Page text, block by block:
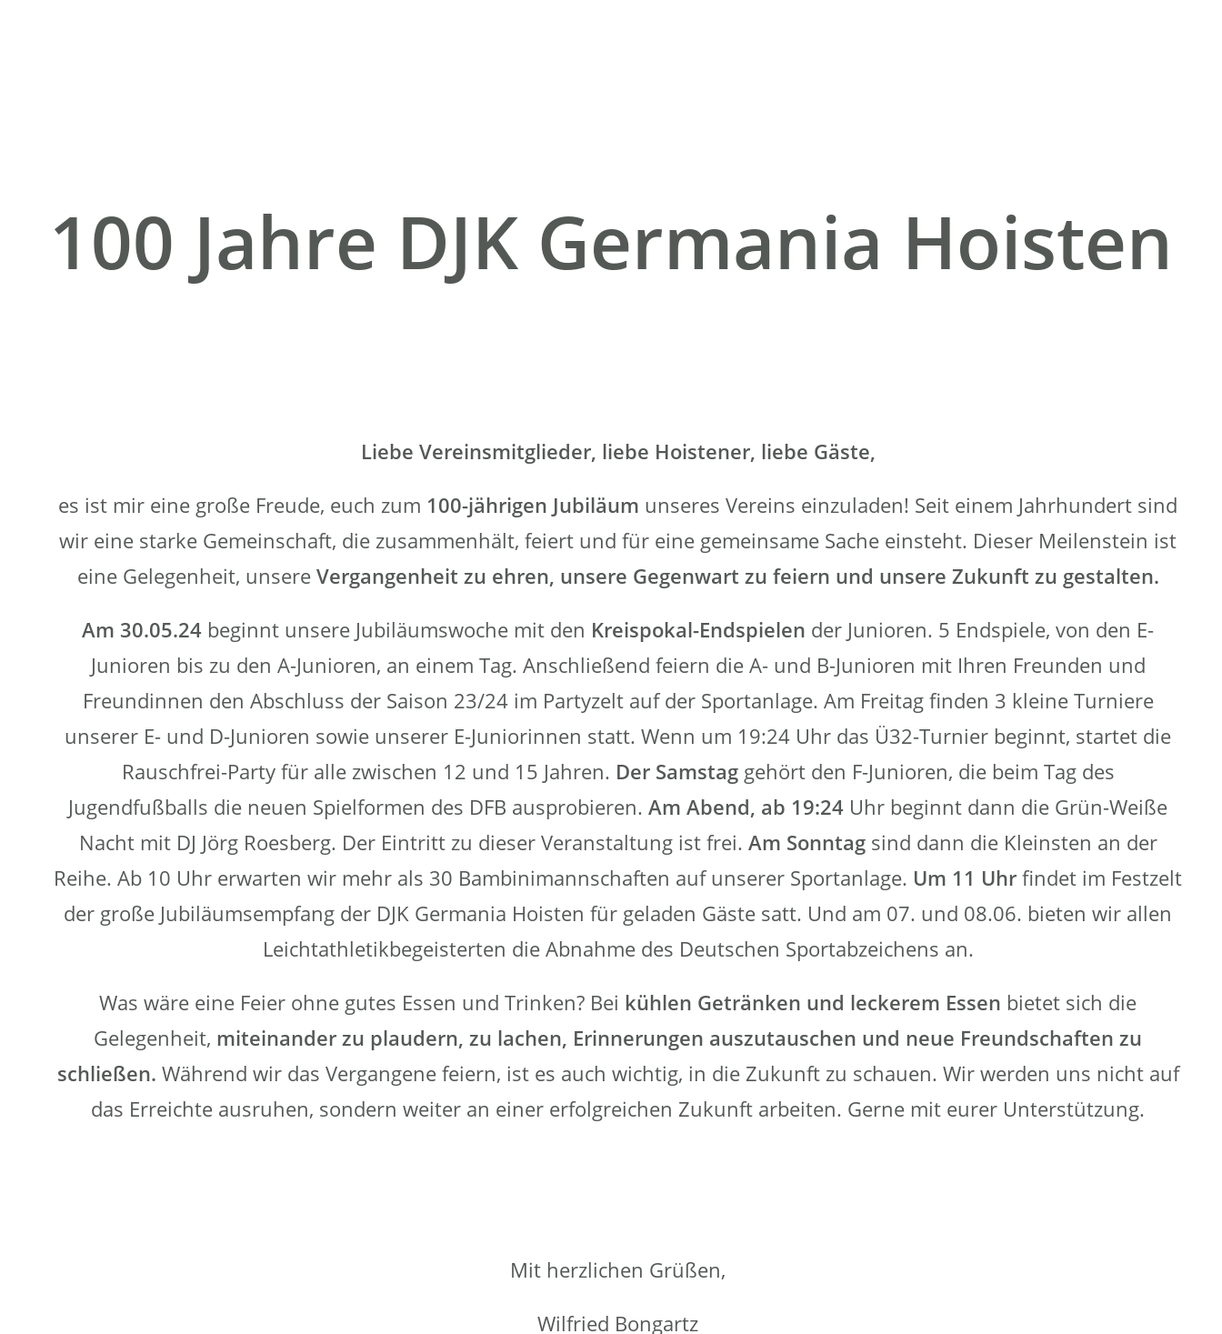
100 Jahre DJK Germania Hoisten​
Liebe Vereinsmitglieder, liebe Hoistener, liebe Gäste,
es ist mir eine große Freude, euch zum 100-jährigen Jubiläum unseres Vereins einzuladen! Seit einem Jahrhundert sind
wir eine starke Gemeinschaft, die zusammenhält, feiert und für eine gemeinsame Sache einsteht. Dieser Meilenstein ist
eine Gelegenheit, unsere Vergangenheit zu ehren, unsere Gegenwart zu feiern und unsere Zukunft zu gestalten.
Am 30.05.24 beginnt unsere Jubiläumswoche mit den Kreispokal-Endspielen der Junioren. 5 Endspiele, von den E-
Junioren bis zu den A-Junioren, an einem Tag. Anschließend feiern die A- und B-Junioren mit Ihren Freunden und
Freundinnen den Abschluss der Saison 23/24 im Partyzelt auf der Sportanlage. Am Freitag finden 3 kleine Turniere
unserer E- und D-Junioren sowie unserer E-Juniorinnen statt. Wenn um 19:24 Uhr das Ü32-Turnier beginnt, startet die
Rauschfrei-Party für alle zwischen 12 und 15 Jahren. Der Samstaggehört den F-Junioren, die beim Tag des
Jugendfußballs die neuen Spielformen des DFB ausprobieren. Am Abend, ab 19:24 Uhr beginnt dann die Grün-Weiße
Nacht mit DJ Jörg Roesberg. Der Eintritt zu dieser Veranstaltung ist frei. Am Sonntagsind dann die Kleinsten an der
Reihe. Ab 10 Uhr erwarten wir mehr als 30 Bambinimannschaften auf unserer Sportanlage. Um 11 Uhr findet im Festzelt
der große Jubiläumsempfang der DJK Germania Hoisten für geladen Gäste satt. Und am 07. und 08.06. bieten wir allen
Leichtathletikbegeisterten die Abnahme des Deutschen Sportabzeichens an.
Was wäre eine Feier ohne gutes Essen und Trinken? Bei kühlen Getränken und leckerem Essen bietet sich die
Gelegenheit, miteinander zu plaudern, zu lachen, Erinnerungen auszutauschen und neue Freundschaften zu
schließen. Während wir das Vergangene feiern, ist es auch wichtig, in die Zukunft zu schauen. Wir werden uns nicht auf
das Erreichte ausruhen, sondern weiter an einer erfolgreichen Zukunft arbeiten. Gerne mit eurer Unterstützung.
Mit herzlichen Grüßen,
Wilfried Bongartz